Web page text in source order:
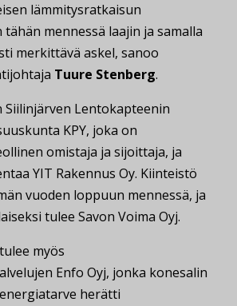
lämmitysratkaisun
mennessä laajin ja samalla
merkittävä askel, sanoo
Tuure Stenberg.
Siilinjärven Lentokapteenin
KPY, joka on
omistaja ja sijoittaja, ja
YIT Rakennus Oy. Kiinteistö
vuoden loppuun mennessä, ja
tulee Savon Voima Oyj.
myös
Enfo Oyj, jonka konesalin
herätti